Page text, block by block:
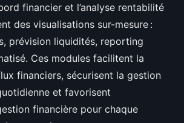
financier et l’analyse rentabilité
des visualisations sur-mesure :
prévision liquidités, reporting
Ces modules facilitent la
financiers, sécurisent la gestion
et favorisent
financière pour chaque